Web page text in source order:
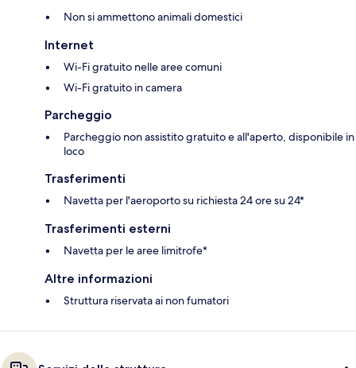
Non si ammettono animali domestici
Internet
Wi-Fi gratuito nelle aree comuni
Wi-Fi gratuito in camera
Parcheggio
Parcheggio non assistito gratuito e all'aperto, disponibile in
loco
Trasferimenti
Navetta per l'aeroporto su richiesta 24 ore su 24*
Trasferimenti esterni
Navetta per le aree limitrofe*
Altre informazioni
Struttura riservata ai non fumatori